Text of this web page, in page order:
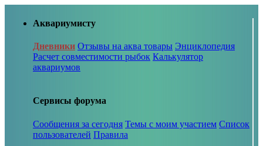
Аквариумисту
Дневники Отзывы на аква товары Энциклопедия
Расчет совместимости рыбок Калькулятор
аквариумов
Сервисы форума
Сообщения за сегодня Темы с моим участием Список
пользователей Правила